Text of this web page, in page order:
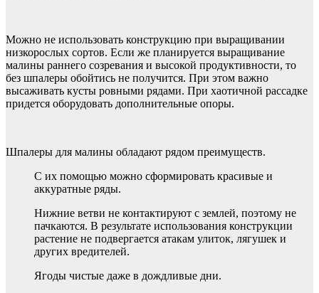
Можно не использовать конструкцию при выращивании
низкорослых сортов. Если же планируется выращивание
малины раннего созревания и высокой продуктивности, то
без шпалеры обойтись не получится. При этом важно
высаживать кусты ровными рядами. При хаотичной рассадке
придется оборудовать дополнительные опоры.
Шпалеры для малины обладают рядом преимуществ.
С их помощью можно сформировать красивые и
аккуратные ряды.
Нижние ветви не контактируют с землей, поэтому не
пачкаются. В результате использования конструкции
растение не подвергается атакам улиток, лягушек и
других вредителей.
Ягоды чистые даже в дождливые дни.